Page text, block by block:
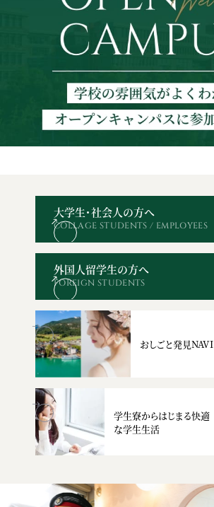
資料請求 オープン
大学生・社会人の方へ
COLLAGE STUDENTS / EMPLOYEES
外国人留学生の方へ
FOREIGN STUDENTS
おしごと発見NAVI
学生寮からはじまる快適
な学生生活